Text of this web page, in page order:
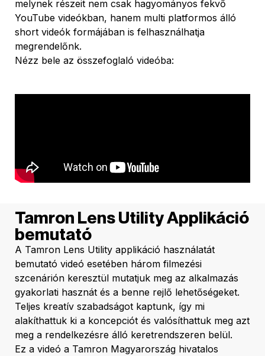
melynek részeit nem csak hagyományos fekvő
YouTube videókban, hanem multi platformos álló
short videók formájában is felhasználhatja
megrendelőnk.
Nézz bele az összefoglaló videóba:
Tamron Lens Utility Applikáció
bemutató
A Tamron Lens Utility applikáció használatát
bemutató videó esetében három filmezési
szcenárión keresztül mutatjuk meg az alkalmazás
gyakorlati hasznát és a benne rejlő lehetőségeket.
Teljes kreatív szabadságot kaptunk, így mi
alakíthattuk ki a koncepciót és valósíthattuk meg azt
meg a rendelkezésre álló keretrendszeren belül.
Ez a videó a Tamron Magyarország hivatalos